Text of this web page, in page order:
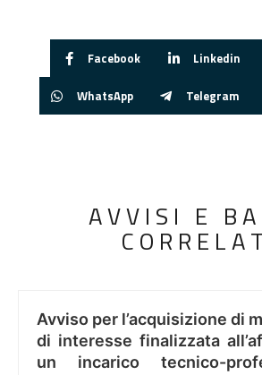
Facebook Linkedin
WhatsApp Telegram
AVVISI E
Avviso per l’acquisizione di
di interesse finalizzata
un incarico tecnico-